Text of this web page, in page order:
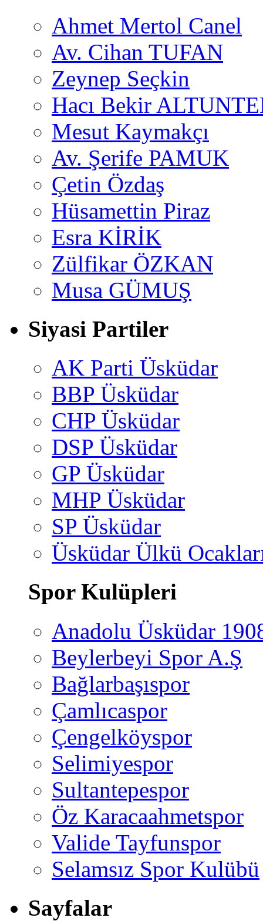
Ahmet Mertol Canel
Av. Cihan TUFAN
Zeynep Seçkin
Hacı Bekir
Mesut Kaymakçı
Av. Şerife PAMUK
Çetin Özdaş
Hüsamettin Piraz
Esra KİRİK
Zülfikar ÖZKAN
Musa GÜMUŞ
Siyasi Partiler
AK Parti Üsküdar
BBP Üsküdar
CHP Üsküdar
DSP Üsküdar
GP Üsküdar
MHP Üsküdar
SP Üsküdar
Üsküdar Ülkü
Spor Kulüpleri
Anadolu Üsküdar
Beylerbeyi Spor A.Ş
Bağlarbaşıspor
Çamlıcaspor
Çengelköyspor
Selimiyespor
Sultantepespor
Öz Karacaahmetspor
Valide Tayfunspor
Selamsız Spor Kulübü
Sayfalar